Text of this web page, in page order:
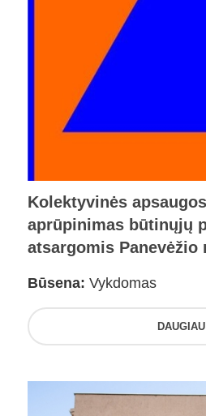
Kolektyvinės
aprūpinimas būtinųjų
atsargomis Panevėžio
Būsena: Vykdomas
DAUGIAU